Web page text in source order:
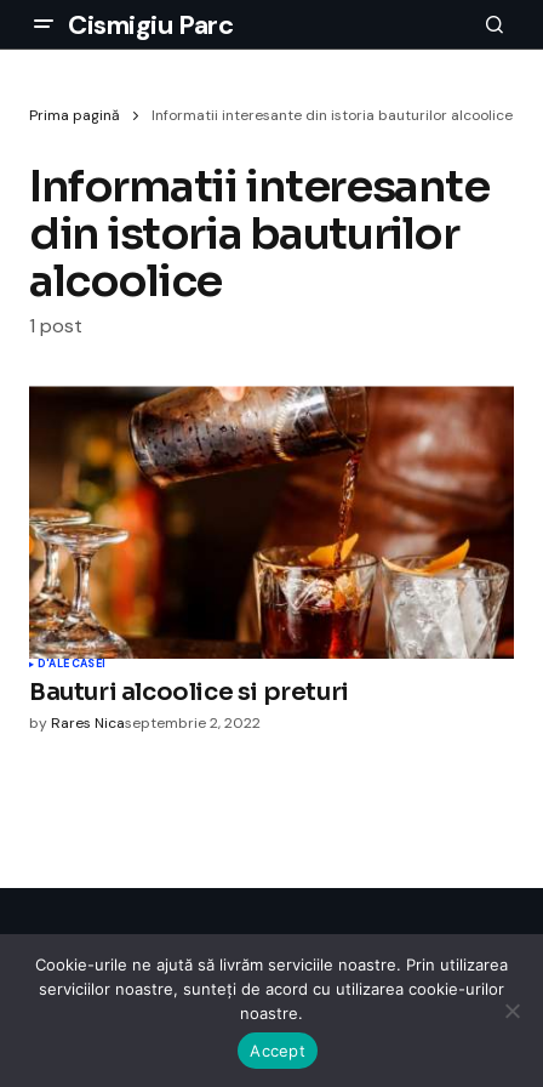
Cismigiu Parc
Prima pagină Informatii interesante din istoria bauturilor alcoolice
Informatii interesante
din istoria bauturilor
alcoolice
1 post
D'ALE CASEI
Bauturi alcoolice si preturi
byRares Nicaseptembrie 2, 2022
© 2024 CismigiuParc. All Rights Reserved.
InternetLegislatieMedicalModaSarbatori TelefoaneContact
Cookie-urile ne ajută să livrăm serviciile noastre. Prin utilizarea
serviciilor noastre, sunteți de acord cu utilizarea cookie-urilor
noastre.
Accept